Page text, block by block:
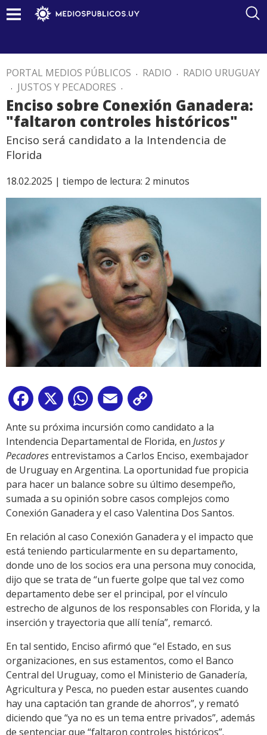
PORTAL MEDIOS PÚBLICOS . RADIO . RADIO URUGUAY
. JUSTOS Y PECADORES .
Enciso sobre Conexión Ganadera:
"faltaron controles históricos"
Enciso será candidato a la Intendencia de
Florida
18.02.2025 | tiempo de lectura: 2 minutos
Facebook
X WhatsApp
Email
Link
Ante su próxima incursión como candidato a la
Intendencia Departamental de Florida, en Justos y
Pecadoresentrevistamos a Carlos Enciso, exembajador
de Uruguay en Argentina. La oportunidad fue propicia
para hacer un balance sobre su último desempeño,
sumada a su opinión sobre casos complejos como
Conexión Ganadera y el caso Valentina Dos Santos.
En relación al caso Conexión Ganadera y el impacto que
está teniendo particularmente en su departamento,
donde uno de los socios era una persona muy conocida,
dijo que se trata de “un fuerte golpe que tal vez como
departamento debe ser el principal, por el vínculo
estrecho de algunos de los responsables con Florida, y la
inserción y trayectoria que allí tenía”, remarcó.
En tal sentido, Enciso afirmó que “el Estado, en sus
organizaciones, en sus estamentos, como el Banco
Central del Uruguay, como el Ministerio de Ganadería,
Agricultura y Pesca, no pueden estar ausentes cuando
hay una captación tan grande de ahorros”, y remató
diciendo que “ya no es un tema entre privados”, además
de sentenciar que “faltaron controles históricos”.